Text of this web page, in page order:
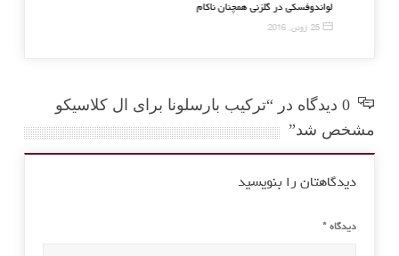
لیورپول در فینال لیگ اروپا قطعی نیست
0 دیدگاه در “ترکیب بارسلونا برای ال کلاسیکو
مشخص شد”
دیدگاهتان را بنویسید
دیدگاه *